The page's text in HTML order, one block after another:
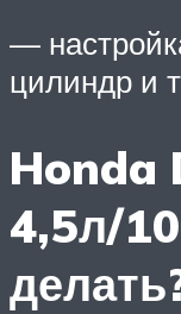
—
цилиндр и
Honda
4,5л/